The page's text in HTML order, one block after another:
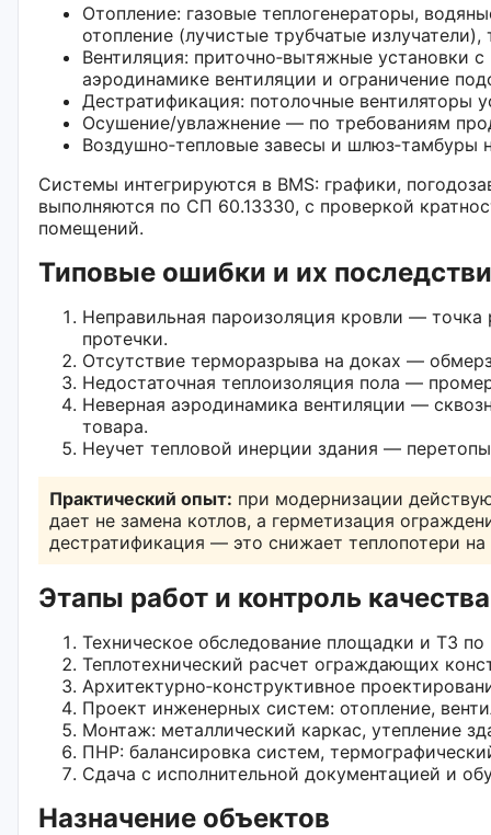
Отопление: газовые теплогенераторы,
отопление (лучистые трубчатые
Вентиляция: приточно‑вытяжные установки
аэродинамике вентиляции и ограничение
Дестратификация: потолочные вентиляторы
Осушение/увлажнение — по требованиям
Воздушно‑тепловые завесы и шлюз‑тамбуры
Системы интегрируются в BMS: графики,
выполняются по СП 60.13330, с проверкой
помещений.
Типовые ошибки и их
Неправильная пароизоляция кровли — точка
протечки.
Отсутствие терморазрыва на доках —
Недостаточная теплоизоляция пола —
Неверная аэродинамика вентиляции —
товара.
Неучет тепловой инерции здания —
Практический опыт: при модернизации
дает не замена котлов, а герметизация
дестратификация — это снижает теплопотери
Этапы работ и контроль качества
Техническое обследование площадки и ТЗ
Теплотехнический расчет ограждающих
Архитектурно‑конструктивное
Проект инженерных систем: отопление,
Монтаж: металлический каркас, утепление
ПНР: балансировка систем,
Сдача с исполнительной документацией и
Назначение объектов